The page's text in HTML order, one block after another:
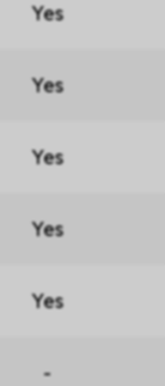
Yes
Yes
Yes
Yes
Yes
-